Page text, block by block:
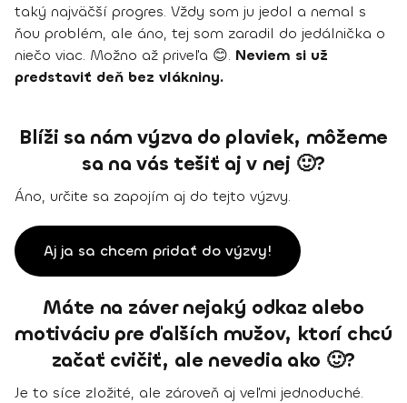
taký najväčší progres. Vždy som ju jedol a nemal s
ňou problém, ale áno, tej som zaradil do jedálnička o
niečo viac. Možno až priveľa 😊. Neviem si už
predstaviť deň bez vlákniny.
Blíži sa nám výzva do plaviek, môžeme
sa na vás tešiť aj v nej 🙂?
Áno, určite sa zapojím aj do tejto výzvy.
Aj ja sa chcem pridať do výzvy!
Máte na záver nejaký odkaz alebo
motiváciu pre ďalších mužov, ktorí chcú
začať cvičiť, ale nevedia ako 🙂?
Je to síce zložité, ale zároveň aj veľmi jednoduché.